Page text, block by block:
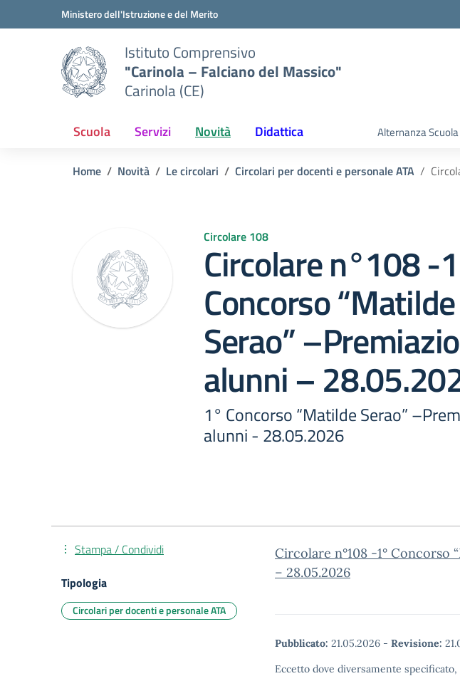
Vai ai contenuti
Vai al menu di navigazioneMinistero dell'Istruzione e del Merito
Istituto Comprensivo
"Carinola – Falciano del Massico"
Carinola (CE)
Scuola Servizi Novità Didattica Alternanza
Home Novità Le circolari Circolari per docenti e personale ATA
Circolare 108
Circolare n°108 -
Concorso “Matilde
Serao”
alunni –
1° Concorso “Matilde Serao”
alunni - 28.05.2026
Circolare n°108 -1° Concorso
– 28.05.2026
Pubblicato: 21.05.2026 - Revisione:
Eccetto dove diversamente
Stampa / Condividi
Tipologia
Circolari per docenti e personale ATA